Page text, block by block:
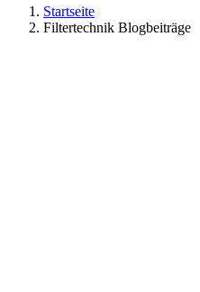
Startseite
Filtertechnik Blogbeiträge